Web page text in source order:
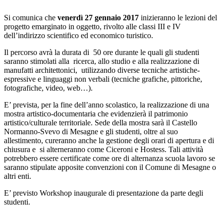
Si comunica che venerdì 27 gennaio 2017 inizieranno le lezioni del
progetto emarginato in oggetto, rivolto alle classi III e IV
dell’indirizzo scientifico ed economico turistico.
Il percorso avrà la durata di 50 ore durante le quali gli studenti
saranno stimolati alla ricerca, allo studio e alla realizzazione di
manufatti architettonici, utilizzando diverse tecniche artistiche-
espressive e linguaggi non verbali (tecniche grafiche, pittoriche,
fotografiche, video, web…).
E’ prevista, per la fine dell’anno scolastico, la realizzazione di una
mostra artistico-documentaria che evidenzierà il patrimonio
artistico/culturale territoriale. Sede della mostra sarà il Castello
Normanno-Svevo di Mesagne e gli studenti, oltre al suo
allestimento, cureranno anche la gestione degli orari di apertura e di
chiusura e si alterneranno come Ciceroni e Hostess. Tali attività
potrebbero essere certificate come ore di alternanza scuola lavoro se
saranno stipulate apposite convenzioni con il Comune di Mesagne o
altri enti.
E’ previsto Workshop inaugurale di presentazione da parte degli
studenti.